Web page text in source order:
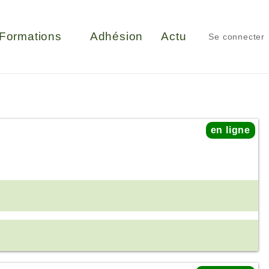
Formations Adhésion Actu Se connecter
en ligne